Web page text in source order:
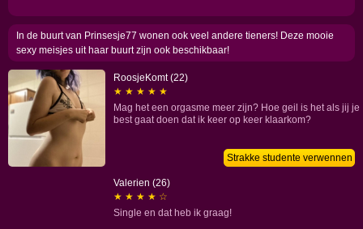
een
bedIn de buurt van Prinsesje77 wonen ook veel andere tieners! Deze mooie
sexy meisjes uit haar buurt zijn ook beschikbaar!
RoosjeKomt (22)
★ ★ ★ ★ ★
Mag het een orgasme meer zijn? Hoe geil is het als jij je
best gaat doen dat ik keer op keer klaarkom?
Strakke studente verwennen
Valerien (26)
★ ★ ★ ★ ☆
Single en dat heb ik graag!